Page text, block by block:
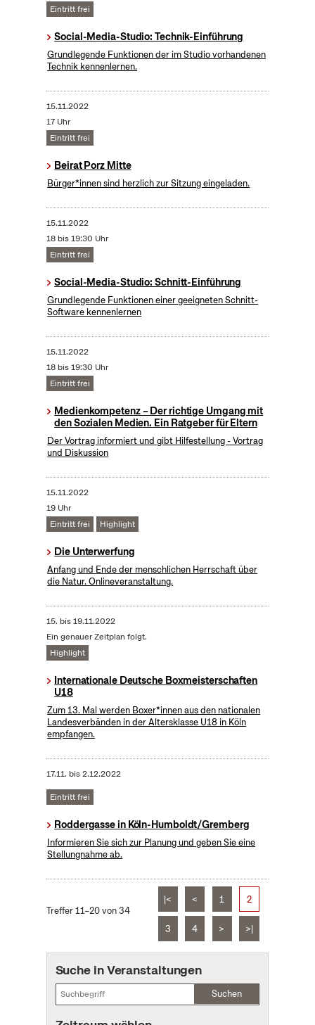
Eintritt frei
Social-Media-Studio: Technik-Einführung
Grundlegende Funktionen der im Studio vorhandenen
Technik kennenlernen.
15.11.2022
17 Uhr
Eintritt frei
Beirat Porz Mitte
Bürger*innen sind herzlich zur Sitzung eingeladen.
15.11.2022
18 bis 19:30 Uhr
Eintritt frei
Social-Media-Studio: Schnitt-Einführung
Grundlegende Funktionen einer geeigneten Schnitt-
Software kennenlernen
15.11.2022
18 bis 19:30 Uhr
Eintritt frei
Medienkompetenz – Der richtige Umgang mit
den Sozialen Medien. Ein Ratgeber für Eltern
Der Vortrag informiert und gibt Hilfestellung - Vortrag
und Diskussion
15.11.2022
19 Uhr
Eintritt frei
Highlight
Die Unterwerfung
Anfang und Ende der menschlichen Herrschaft über
die Natur. Onlineveranstaltung.
15. bis19.11.2022
Ein genauer Zeitplan folgt.
Highlight
Internationale Deutsche Boxmeisterschaften
U18
Zum 13. Mal werden Boxer*innen aus den nationalen
Landesverbänden in der Altersklasse U18 in Köln
empfangen.
17.11. bis2.12.2022
Eintritt frei
Roddergasse in Köln-Humboldt/Gremberg
Informieren Sie sich zur Planung und geben Sie eine
Stellungnahme ab.
Treffer 11–20 von 34
|< < 1 2
3 4 > >|
Suche in Veranstaltungen
Suchen